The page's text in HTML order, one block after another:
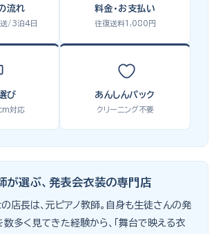
流れ
/3泊4日
料金・お支払い
往復送料1,080円
び
対応
あんしんパック
クリーニング不要
が選ぶ、発表会衣装の専門店
長は、元ピアノ教師。自身も生徒さんの発
数多く見てきた経験から、「舞台で映える衣